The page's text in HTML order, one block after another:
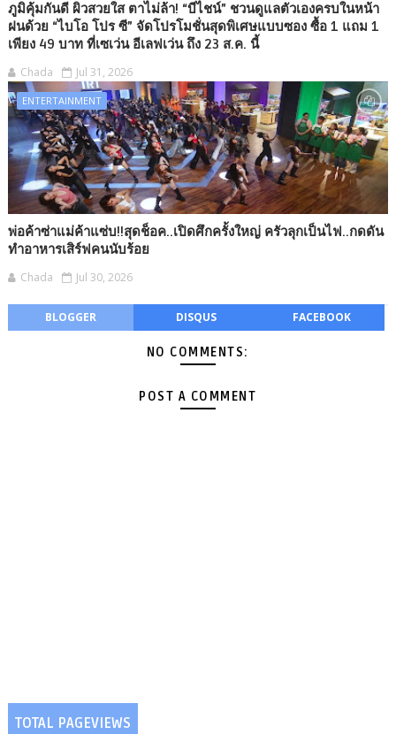
ภูมิคุ้มกันดี ผิวสวยใส ตาไม่ล้า! “บีไชน์” ชวนดูแลตัวเองครบในหน้า
ฝนด้วย “ไบโอ โปร ซี” จัดโปรโมชั่นสุดพิเศษแบบซอง ซื้อ 1 แถม 1
เพียง 49 บาท ที่เซเว่น อีเลฟเว่น ถึง 23 ส.ค. นี้
Chada Jul 31, 2026
ENTERTAINMENT
พ่อค้าซ่าแม่ค้าแซ่บ!!สุดช็อค..เปิดศึกครั้งใหญ่ ครัวลุกเป็นไฟ..กดดัน
ทำอาหารเสิร์ฟคนนับร้อย
Chada Jul 30, 2026
BLOGGER DISQUS FACEBOOK
NO COMMENTS:
POST A COMMENT
TOTAL PAGEVIEWS